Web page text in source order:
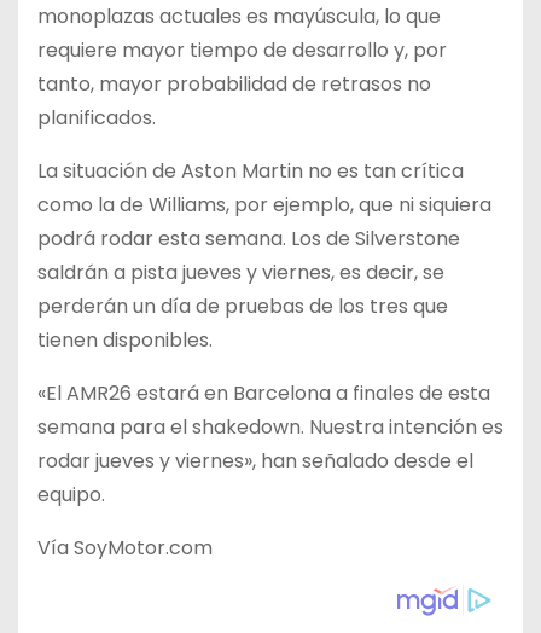
monoplazas actuales es mayúscula, lo que
requiere mayor tiempo de desarrollo y, por
tanto, mayor probabilidad de retrasos no
planificados.
La situación de Aston Martin no es tan crítica
como la de Williams, por ejemplo, que ni siquiera
podrá rodar esta semana. Los de Silverstone
saldrán a pista jueves y viernes, es decir, se
perderán un día de pruebas de los tres que
tienen disponibles.
«El AMR26 estará en Barcelona a finales de esta
semana para el shakedown. Nuestra intención es
rodar jueves y viernes», han señalado desde el
equipo.
Vía SoyMotor.com